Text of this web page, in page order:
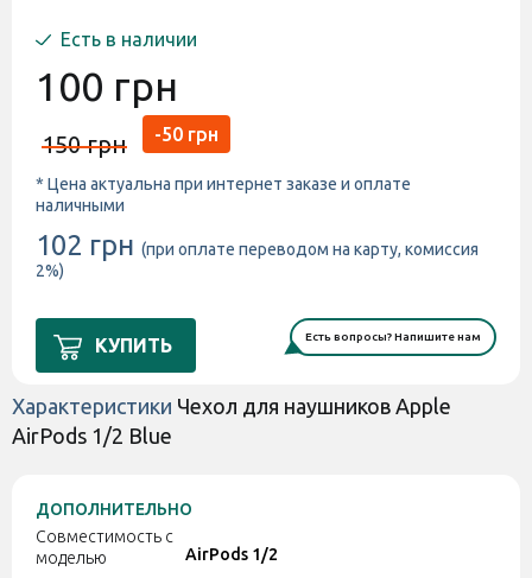
Есть в наличии
100 грн
150 грн -50 грн
* Цена актуальна при интернет заказе и оплате
наличными
102 грн (при оплате переводом на карту, комиссия
2%)
КУПИТЬ Есть вопросы? Напишите нам
Характеристики Чехол для наушников Apple
AirPods 1/2 Blue
ДОПОЛНИТЕЛЬНО
Совместимость с
моделью
AirPods 1/2